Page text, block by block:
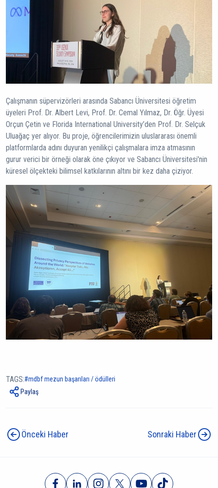
Çalışmanın süpervizörleri arasında Sabancı Üniversitesi öğretim
üyeleri Prof. Dr. Albert Levi, Prof. Dr. Cemal Yılmaz, Dr. Öğr. Üyesi
Orçun Çetin ve Florida International University’den Prof. Dr. Selçuk
Uluağaç yer alıyor. Bu proje, öğrencilerimizin uluslararası önemli
platformlarda adını duyuran yenilikçi çalışmalara imza atmasının
gurur verici bir örneği olarak öne çıkıyor ve Sabancı Üniversitesi'nin
küresel ölçekteki bilimsel katkılarının altını bir kez daha çiziyor.
TAGS: mdbf mezun başarıları / ödülleri
Paylaş
Önceki Haber Sonraki Haber